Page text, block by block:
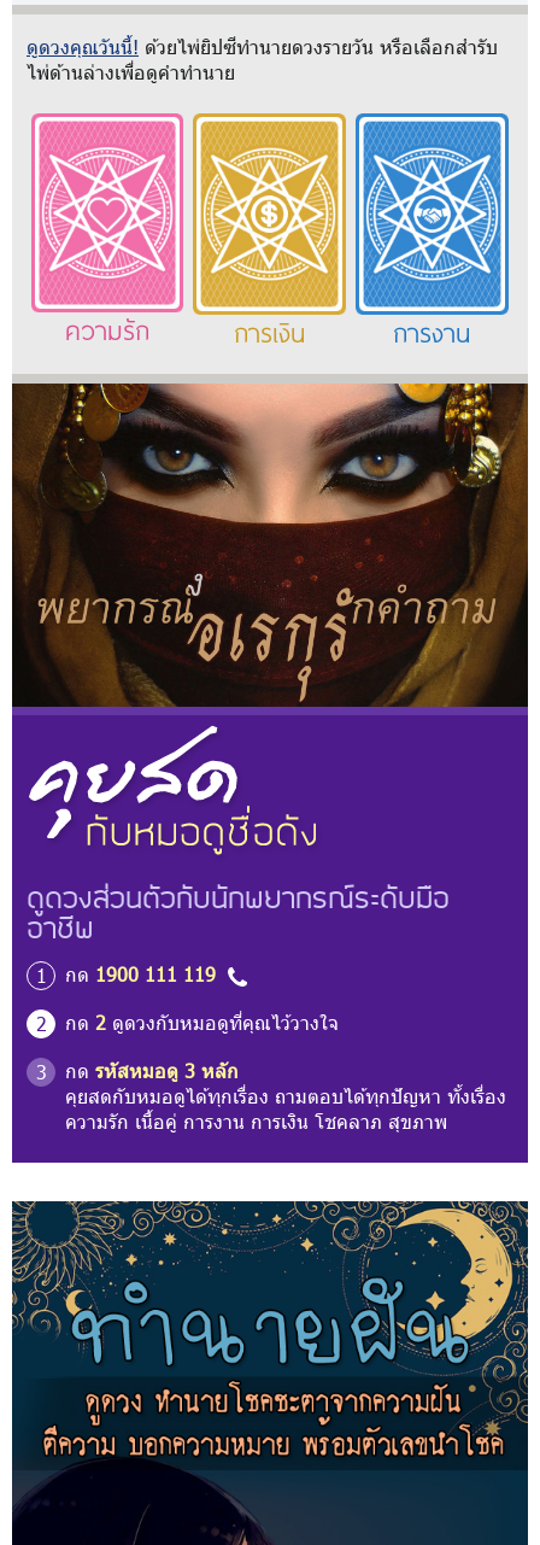
ดูดวงคุณวันนี้! ด้วยไพ่ยิปซีทำนายดวงรายวัน หรือเลือกสำรับ
ไพ่ด้านล่างเพื่อดูคำทำนาย
ความรัก การเงิน การงาน
ดูดวงส่วนตัวกับนักพยากรณ์ระดับมือ
อาชีพ
1 กด 1900 111 119
2
กด 2 ดูดวงกับหมอดูที่คุณไว้วางใจ
3
กด รหัสหมอดู 3 หลัก
คุยสดกับหมอดูได้ทุกเรื่อง ถามตอบได้ทุกปัญหา ทั้งเรื่อง
ความรัก เนื้อคู่ การงาน การเงิน โชคลาภ สุขภาพ